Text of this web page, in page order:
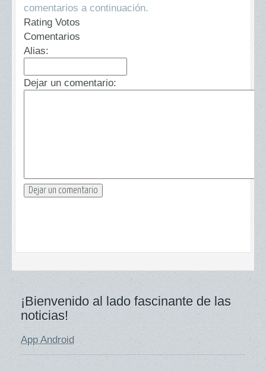
comentarios a continuación.
Rating Votos
Comentarios
Alias:
Dejar un comentario:
¡Bienvenido al lado fascinante de las
noticias!
App Android